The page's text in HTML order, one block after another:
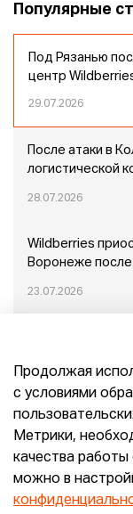
Популярные
Под Рязанью
центр
29.07.2026
После атаки в
логистической
28.07.2026
Wildberries
Воронеже после
23.07.2026
Конец эпохи
Mr.Doors
26.06.2026
Продолжая
с условиями
Метрики,
качества работы
можно в